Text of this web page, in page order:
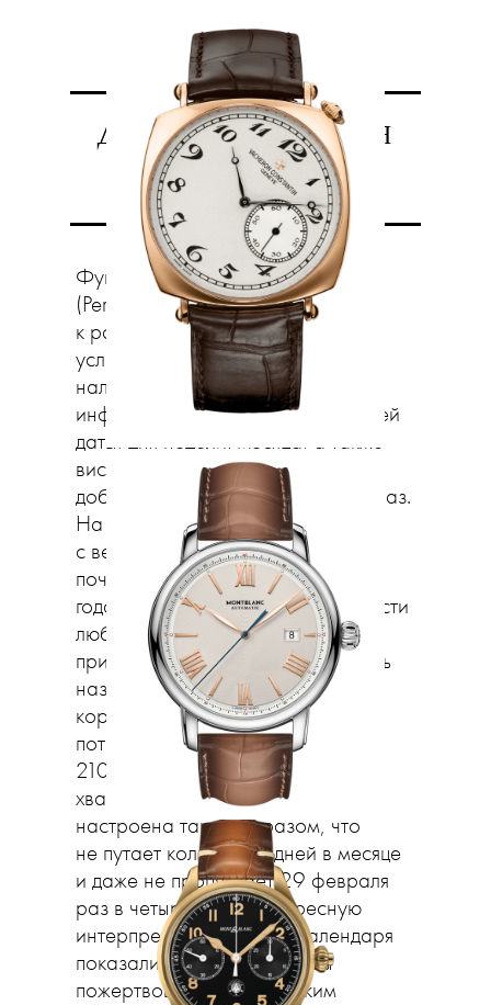
До скончания
веков
Функция «вечный календарь»
(Perpetual Calendar) относится
к разряду больших часовых
усложнений. Она предполагает
наличие полной календарной
информации: индикаторов текущей
даты, дня недели, месяца, а также
високосного года. Нередко к ним
добавляется и указатель лунных фаз.
На Watches & Wonders свои часы
с вечным календарем показали
почти все бренды — что ж, после
года абсолютной неопределенности
любое постоянство только
приветствуется. Вечным календарь
называется потому, что ручная
корректировка механизму
потребуется лишь 1 марта
2100 года, так что на наш век
хватит. Сложная механика
настроена таким образом, что
не путает количество дней в месяце
и даже не пропускает 29 февраля
раз в четыре года. Интересную
интерпретацию вечного календаря
показали Bvlgari: дизайнеры
пожертвовали классическим